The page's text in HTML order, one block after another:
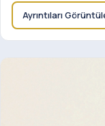
Ayrıntıları